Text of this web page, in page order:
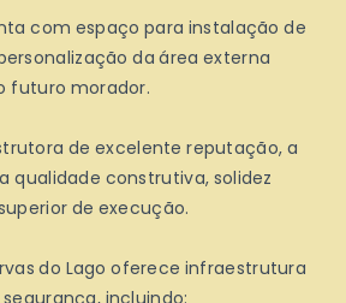
com espaço para instalação de
da área externa
futuro morador.
de excelente reputação, a
qualidade construtiva, solidez
de execução.
do Lago oferece infraestrutura